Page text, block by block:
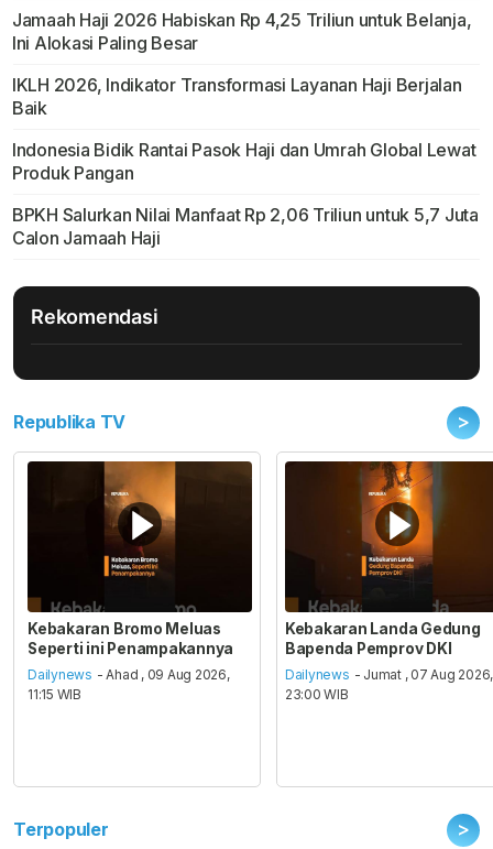
Jamaah Haji 2026 Habiskan Rp 4,25 Triliun untuk Belanja,
Ini Alokasi Paling Besar
IKLH 2026, Indikator Transformasi Layanan Haji Berjalan
Baik
Indonesia Bidik Rantai Pasok Haji dan Umrah Global Lewat
Produk Pangan
BPKH Salurkan Nilai Manfaat Rp 2,06 Triliun untuk 5,7 Juta
Calon Jamaah Haji
Rekomendasi
Republika TV >
Kebakaran Bromo Meluas
Seperti ini Penampakannya
Dailynews - Ahad , 09 Aug 2026,
11:15 WIB
Kebakaran Landa Gedung
Bapenda Pemprov DKI
Dailynews - Jumat , 07 Aug 2026,
23:00 WIB
Terpopuler >